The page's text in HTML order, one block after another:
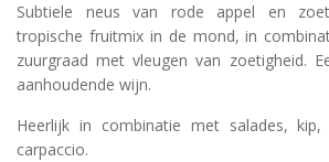
Subtiele neus van rode appel en
tropische fruitmix in de mond, in
zuurgraad met vleugen van zoetigheid.
aanhoudende wijn.
Heerlijk in combinatie met salades,
carpaccio.